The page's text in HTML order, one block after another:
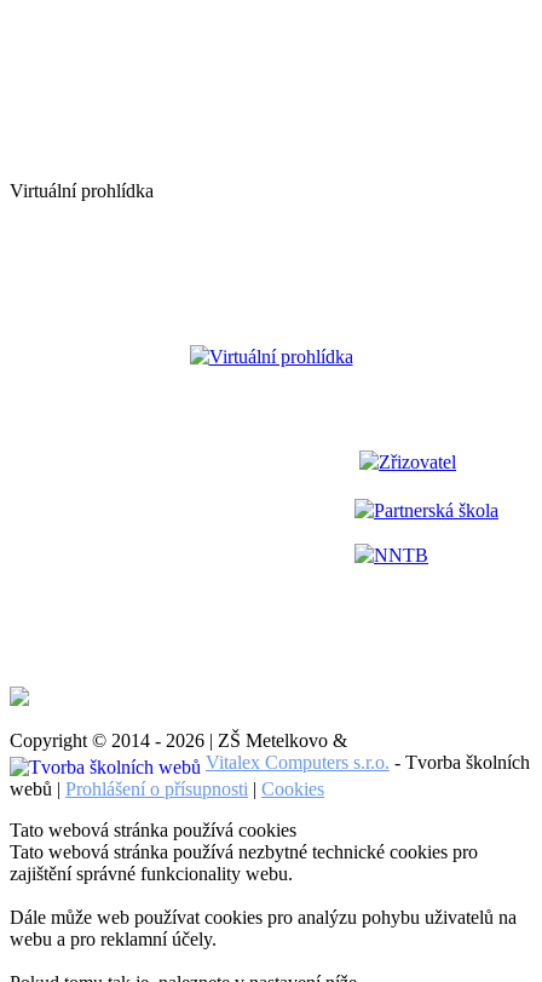
Virtuální prohlídka
Virtuální prohlídka
Zřizovatel
Partnerská škola
NNTB
Copyright © 2014 - 2026 | ZŠ Metelkovo &
Vitalex Computers s.r.o. - Tvorba školních
webů | Prohlášení o přísupnosti | Cookies
Tato webová stránka používá cookies
Tato webová stránka používá nezbytné technické cookies pro
zajištění správné funkcionality webu.
Dále může web používat cookies pro analýzu pohybu uživatelů na
webu a pro reklamní účely.